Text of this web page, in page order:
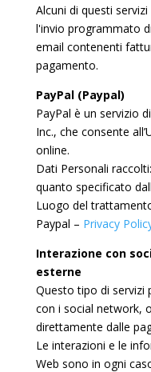
Alcuni di questi
l'invio programmato
email contenenti
pagamento.
PayPal (Paypal)
PayPal è un servizio
Inc., che consente
online.
Dati Personali
quanto specificato
Luogo del
Paypal – Privacy
Interazione con
esterne
Questo tipo di servizi
con i social network,
direttamente dalle
Le interazioni e le
Web sono in ogni